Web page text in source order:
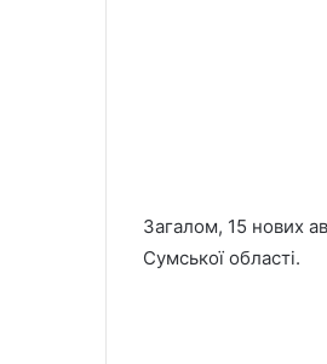
Загалом, 15 нових
Сумської області.